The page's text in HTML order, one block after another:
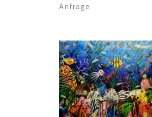
Anfrage